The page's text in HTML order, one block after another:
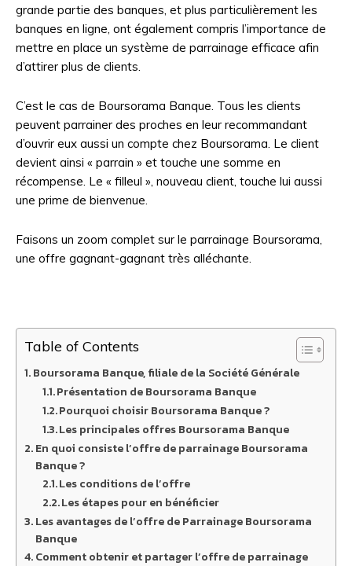
grande partie des banques, et plus particulièrement les
banques en ligne, ont également compris l’importance de
mettre en place un système de parrainage efficace afin
d’attirer plus de clients.
C’est le cas de Boursorama Banque. Tous les clients
peuvent parrainer des proches en leur recommandant
d’ouvrir eux aussi un compte chez Boursorama. Le client
devient ainsi « parrain » et touche une somme en
récompense. Le « filleul », nouveau client, touche lui aussi
une prime de bienvenue.
Faisons un zoom complet sur le parrainage Boursorama,
une offre gagnant-gagnant très alléchante.
Table of Contents
Boursorama Banque, filiale de la Société Générale
Présentation de Boursorama Banque
Pourquoi choisir Boursorama Banque ?
Les principales offres Boursorama Banque
En quoi consiste l’offre de parrainage Boursorama
Banque ?
Les conditions de l’offre
Les étapes pour en bénéficier
Les avantages de l’offre de Parrainage Boursorama
Banque
Comment obtenir et partager l’offre de parrainage